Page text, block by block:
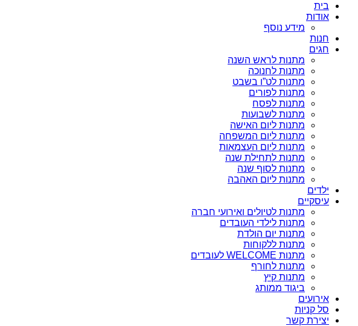
בית
אודות
מידע נוסף
חנות
חגים
מתנות לראש השנה
מתנות לחנוכה
מתנות לט”ו בשבט
מתנות לפורים
מתנות לפסח
מתנות לשבועות
מתנות ליום האישה
מתנות ליום המשפחה
מתנות ליום העצמאות
מתנות לתחילת שנה
מתנות לסוף שנה
מתנות ליום האהבה
ילדים
עיסקיים
מתנות לטיולים ואירועי חברה
מתנות לילדי העובדים
מתנות יום הולדת
מתנות ללקוחות
מתנות WELCOME לעובדים
מתנות לחורף
מתנות קיץ
ביגוד ממותג
אירועים
סל קניות
יצירת קשר